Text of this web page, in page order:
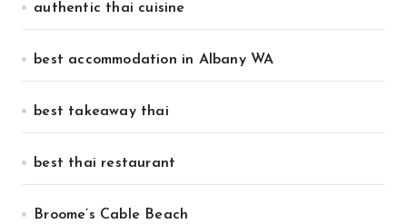
authentic thai cuisine
best accommodation in Albany WA
best takeaway thai
best thai restaurant
Broome’s Cable Beach